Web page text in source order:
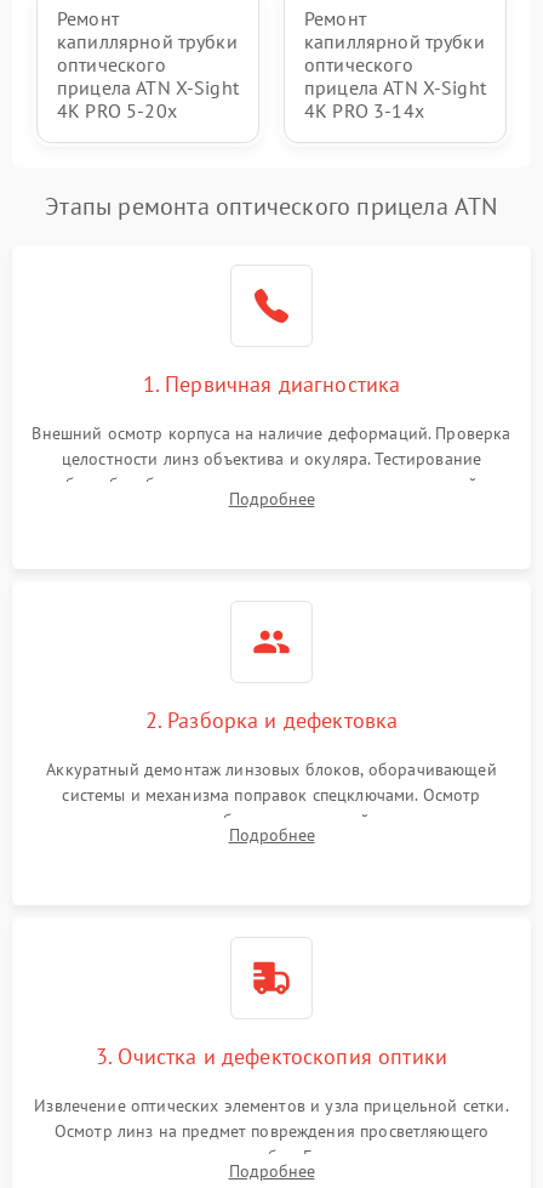
Ремонт
капиллярной трубки
оптического
прицела ATN X-Sight
4K PRO 5-20x
Ремонт
капиллярной трубки
оптического
прицела ATN X-Sight
4K PRO 3-14x
Этапы ремонта оптического прицела ATN
1. Первичная диагностика
Внешний осмотр корпуса на наличие деформаций. Проверка
целостности линз объектива и окуляра. Тестирование
работы барабанчиков ввода поправок, кольца отстройки
параллакса и зума. Выявление сколов, внутренних
Подробнее
2. Разборка и дефектовка
Аккуратный демонтаж линзовых блоков, оборачивающей
системы и механизма поправок спецключами. Осмотр
внутренних резьбовых соединений, пружин и
уплотнительных колец. Поиск причин люфта, смещения
Подробнее
3. Очистка и дефектоскопия оптики
Извлечение оптических элементов и узла прицельной сетки.
Осмотр линз на предмет повреждения просветляющего
покрытия или появления грибка. Бережная очистка стекол
спецрастворами. Проверка целостности гравированной
Подробнее